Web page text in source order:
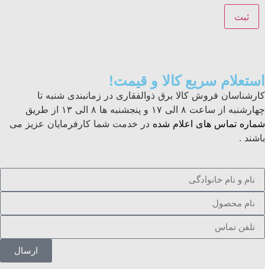
استعلام سریع کالا و قیمت!
کارشناسان فروش کالا برق ذوالفقاری در زمانبندی شنبه تا
چهارشنبه از ساعت ۸ الی ۱۷ و پنجشنبه ها ۸ الی ۱۳ از طریق
شماره تماس های اعلام شده در خدمت شما کارفرمایان عزیز می
باشند .
ارسال